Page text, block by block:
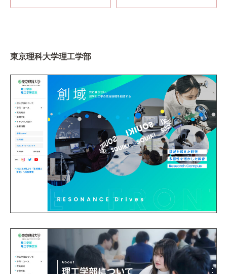
東京理科大学理工学部